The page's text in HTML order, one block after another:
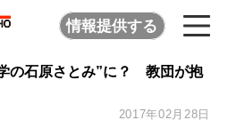
情報提供する
の石原さとみ”に？ 教団が抱
2017年02月28日